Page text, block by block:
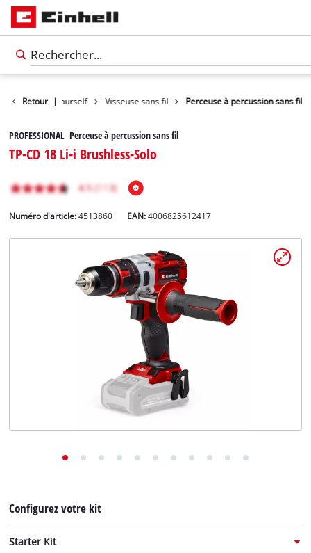
Retour |
Do it yourself Visseuse sans fil Perceuse à percussion sans fil
PROFESSIONAL Perceuse à percussion sans fil
TP-CD 18 Li-i Brushless-Solo
Numéro d'article: 4513860 EAN:4006825612417
Configurez votre kit
Starter Kit